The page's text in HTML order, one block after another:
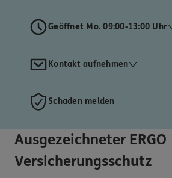
Geöffnet Mo. 09:00-13:00 Uhr
Kontakt aufnehmen
Schaden melden
Ausgezeichneter ERGO
Versicherungsschutz